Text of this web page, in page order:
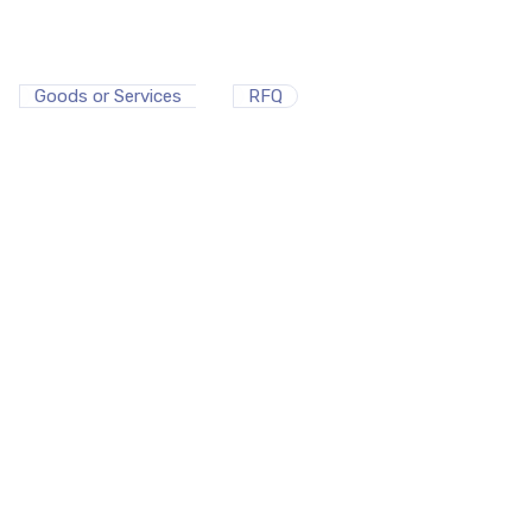
Goods or Services RFQ